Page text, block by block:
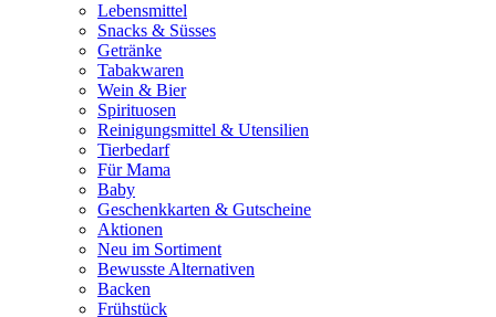
Lebensmittel
Snacks & Süsses
Getränke
Tabakwaren
Wein & Bier
Spirituosen
Reinigungsmittel & Utensilien
Tierbedarf
Für Mama
Baby
Geschenkkarten & Gutscheine
Aktionen
Neu im Sortiment
Bewusste Alternativen
Backen
Frühstück